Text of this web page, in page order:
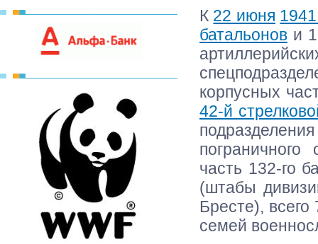
К 22 июня
батальонов и
корпусных
42-й
часть 132-го
(штабы
Бресте),
семей